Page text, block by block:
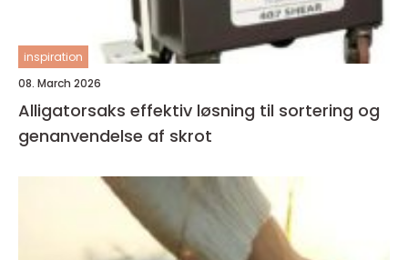
inspiration
08. March 2026
Alligatorsaks effektiv løsning til sortering og
genanvendelse af skrot